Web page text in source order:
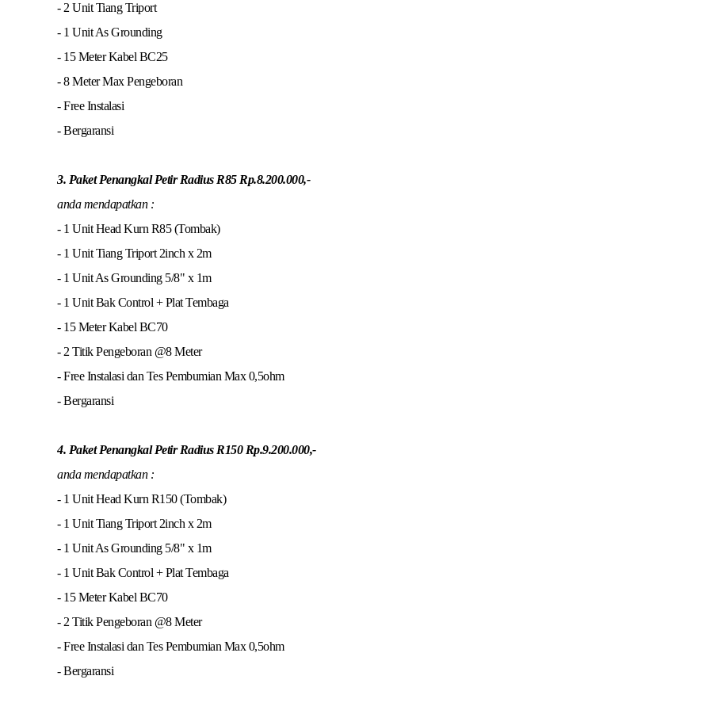
- 2 Unit Tiang Triport
- 1 Unit As Grounding
- 15 Meter Kabel BC25
- 8 Meter Max Pengeboran
- Free Instalasi
- Bergaransi
3. Paket Penangkal Petir Radius R85 Rp.8.200.000,-
anda mendapatkan :
- 1 Unit Head Kurn R85 (Tombak)
- 1 Unit Tiang Triport 2inch x 2m
- 1 Unit As Grounding 5/8" x 1m
- 1 Unit Bak Control + Plat Tembaga
- 15 Meter Kabel BC70
- 2 Titik Pengeboran @8 Meter
- Free Instalasi dan Tes Pembumian Max 0,5ohm
- Bergaransi
4. Paket Penangkal Petir Radius R150 Rp.9.200.000,-
anda mendapatkan :
- 1 Unit Head Kurn R150 (Tombak)
- 1 Unit Tiang Triport 2inch x 2m
- 1 Unit As Grounding 5/8" x 1m
- 1 Unit Bak Control + Plat Tembaga
- 15 Meter Kabel BC70
- 2 Titik Pengeboran @8 Meter
- Free Instalasi dan Tes Pembumian Max 0,5ohm
- Bergaransi